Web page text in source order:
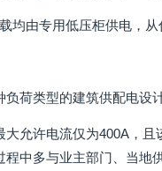
均由专用低压柜供电，
负荷类型的建筑供配电
大允许电流仅为400A，
中多与业主部门、当地